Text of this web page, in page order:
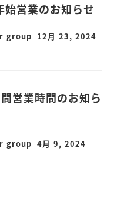
始営業のお知らせ
group 12月 23, 2024
営業時間のお知ら
group 4月 9, 2024